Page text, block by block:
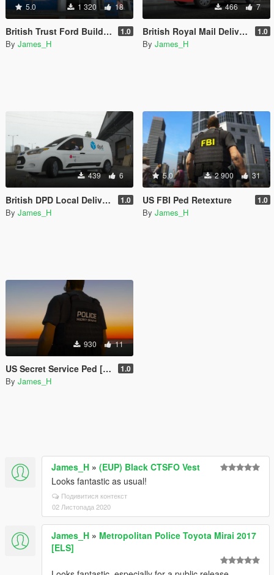
5.0 1 320 18
British Trust Ford Building Retexture 1.0
By James_H
466 7
British Royal Mail Delivery Van Skin 1.0
By James_H
439 6
British DPD Local Delivery Van Skin 1.0
By James_H
5.0 2 900 31
US FBI Ped Retexture 1.0
By James_H
930 11
US Secret Service Ped [retexture] 1.0
By James_H
James_H » (EUP) Black CTSFO Vest
Looks fantastic as usual!
Подивитися контекст
02 Листопада 2020
James_H » Metropolitan Police Toyota Mirai 2017
[ELS]